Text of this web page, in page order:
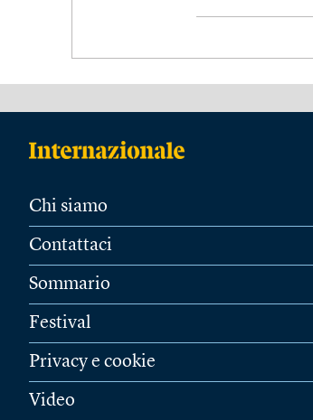
Chi siamo
Contattaci
Sommario
Festival
Privacy e cookie
Video